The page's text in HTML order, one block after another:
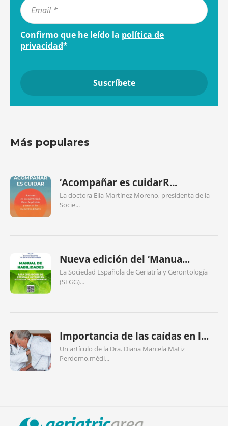
Confirmo que he leído la política de
privacidad*
Más populares
‘Acompañar es cuidarR...
La doctora Elia Martínez Moreno, presidenta de la
Socie...
Nueva edición del ‘Manua...
La Sociedad Española de Geriatría y Gerontología
(SEGG)...
Importancia de las caídas en l...
Un artículo de la Dra. Diana Marcela Matiz
Perdomo,médi...